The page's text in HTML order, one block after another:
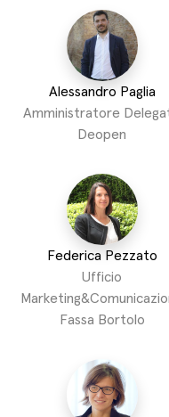
Alessandro Paglia
Amministratore
Deopen
Federica Pezzato
Ufficio
Fassa Bortolo